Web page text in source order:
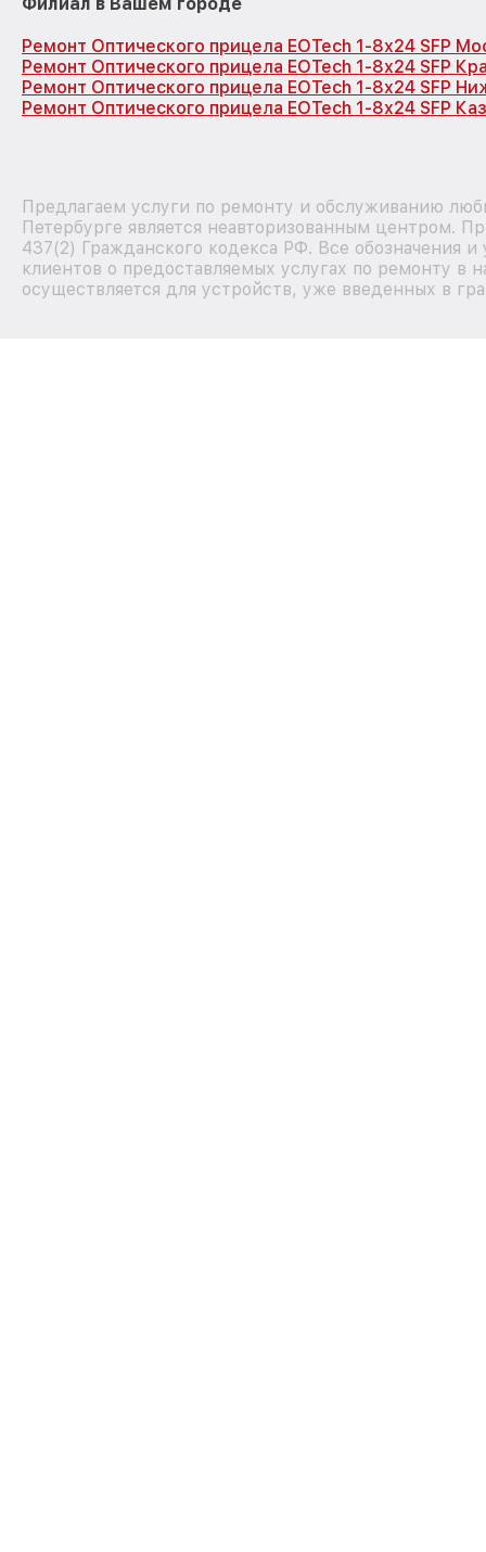
Ремонт Оптического прицела EOTech 1-8x24 SFP
Ремонт Оптического прицела EOTech 1-8x24 SFP
Ремонт Оптического прицела EOTech 1-8x24 SFP
Ремонт Оптического прицела EOTech 1-8x24 SFP
Предлагаем услуги по ремонту и обслуживанию
Петербурге является неавторизованным центром.
437(2) Гражданского кодекса РФ. Все обозначения
клиентов о предоставляемых услугах по ремонту в
осуществляется для устройств, уже введенных в